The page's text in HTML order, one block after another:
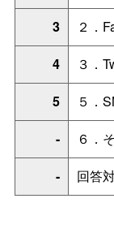
3
２．
4
３．
5
５．
-
６．
-
回答